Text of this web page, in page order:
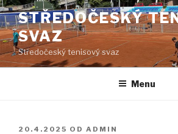
Přejít
k
obsahu
webu
STŘEDOČESKÝ
SVAZ
Středočeský tenisový svaz
Menu
PUBLIKOVÁNO
20.4.2025 OD ADMIN